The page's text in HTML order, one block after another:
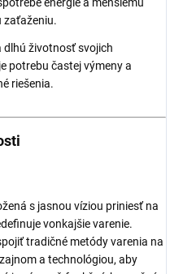
zaťaženiu.
dlhú životnosť svojich
potrebu častej výmeny a
riešenia.
s jasnou víziou priniesť na
vonkajšie varenie.
tradičné metódy varenia na
a technológiou, aby